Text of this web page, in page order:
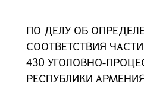
ПО ДЕЛУ ОБ
СООТВЕТСТВИЯ ЧАСТИ
430 УГОЛОВНО-
РЕСПУБЛИКИ